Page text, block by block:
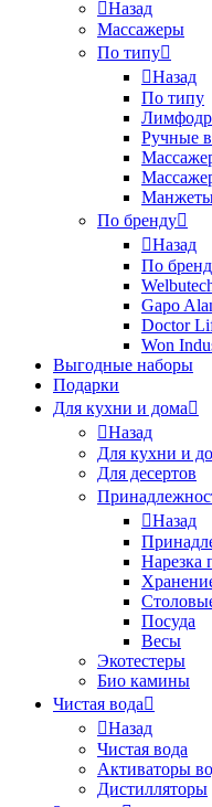
Назад
Массажеры
По типу
Назад
По типу
Ручные
По бренду
Назад
По
Gapo
Doctor
Won
Выгодные наборы
Подарки
Для кухни и дома
Назад
Для кухни и
Для десертов
Назад
Нарезка
Посуда
Весы
Экотестеры
Био камины
Чистая вода
Назад
Чистая вода
Активаторы
Дистилляторы